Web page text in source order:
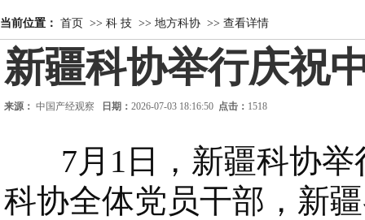
当前位置： 首页 >> 科 技 >> 地方科协 >> 查看详情
新疆科协举行庆祝
来源： 中国产经观察 日期： 2026-07-03 18:16:50 点击： 1518
7月1日，新疆科协举
科协全体党员干部，新